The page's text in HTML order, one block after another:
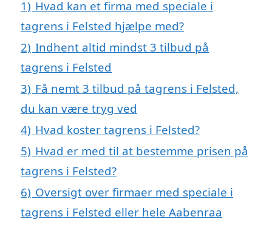
1) Hvad kan et firma med speciale i
tagrens i Felsted hjælpe med?
2) Indhent altid mindst 3 tilbud på
tagrens i Felsted
3) Få nemt 3 tilbud på tagrens i Felsted,
du kan være tryg ved
4) Hvad koster tagrens i Felsted?
5) Hvad er med til at bestemme prisen på
tagrens i Felsted?
6) Oversigt over firmaer med speciale i
tagrens i Felsted eller hele Aabenraa